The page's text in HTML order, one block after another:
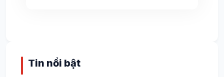
Tin nổi bật